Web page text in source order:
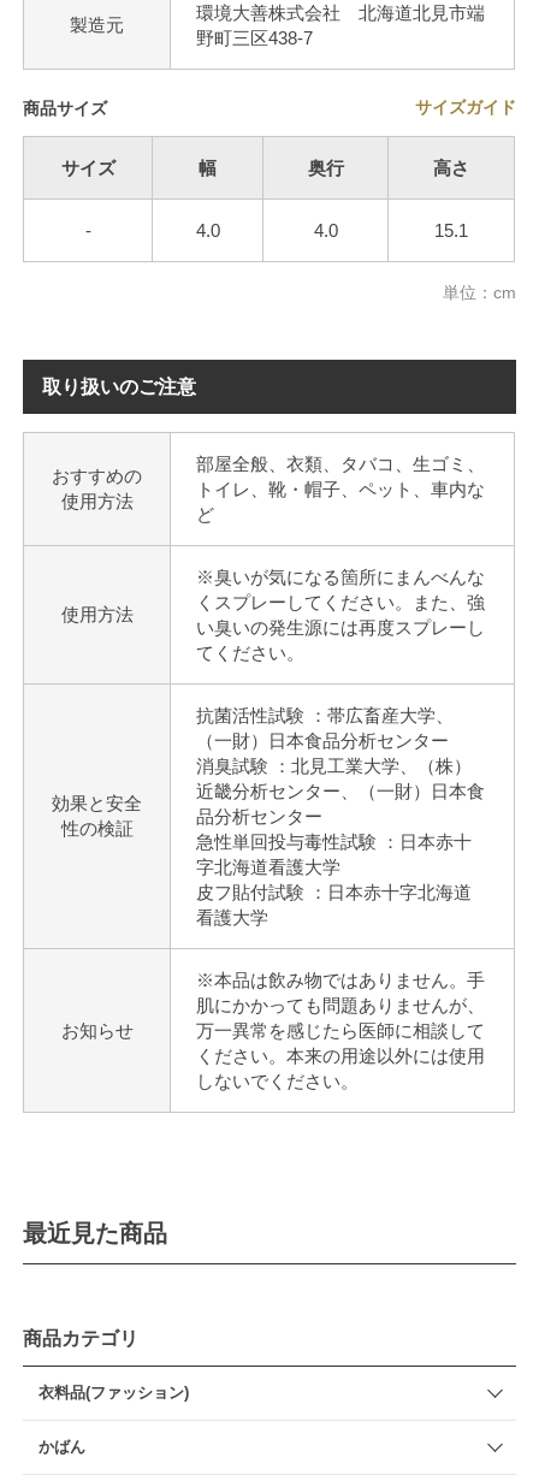
製造元
環境大善株式会社 北海道北見市端
野町三区438-7
商品サイズ サイズガイド
サイズ 幅 奥行 高さ
- 4.0 4.0 15.1
単位：cm
取り扱いのご注意
おすすめの
使用方法
部屋全般、衣類、タバコ、生ゴミ、
トイレ、靴・帽子、ペット、車内な
ど
使用方法
※臭いが気になる箇所にまんべんな
くスプレーしてください。また、強
い臭いの発生源には再度スプレーし
てください。
効果と安全
性の検証
抗菌活性試験 ：帯広畜産大学、
（一財）日本食品分析センター
消臭試験 ：北見工業大学、（株）
近畿分析センター、（一財）日本食
品分析センター
急性単回投与毒性試験 ：日本赤十
字北海道看護大学
皮フ貼付試験 ：日本赤十字北海道
看護大学
お知らせ
※本品は飲み物ではありません。手
肌にかかっても問題ありませんが、
万一異常を感じたら医師に相談して
ください。本来の用途以外には使用
しないでください。
最近見た商品
商品カテゴリ
衣料品(ファッション)
かばん